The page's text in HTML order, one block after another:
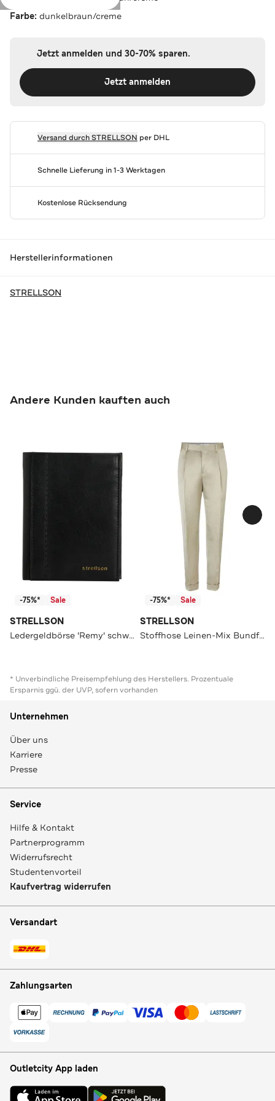
Farbe: dunkelbraun/creme
Jetzt anmelden und 30-70% sparen.
Jetzt anmelden
Versand durchSTRELLSON per DHL
Schnelle Lieferung in 1-3 Werktagen
Kostenlose Rücksendung
Herstellerinformationen
STRELLSON
Andere Kunden kauften auch
-75%* Sale
STRELLSON
Ledergeldbörse 'Remy' schwarz
-75%* Sale
STRELLSON
Stoffhose Leinen-Mix Bundfaltenhose Luis, beige beige Straight
* Unverbindliche Preisempfehlung des Herstellers. Prozentuale
Ersparnis ggü. der UVP, sofern vorhanden
Unternehmen
Über uns
Karriere
Presse
Service
Hilfe & Kontakt
Partnerprogramm
Widerrufsrecht
Studentenvorteil
Kaufvertrag widerrufen
Versandart
Zahlungsarten
Outletcity App laden